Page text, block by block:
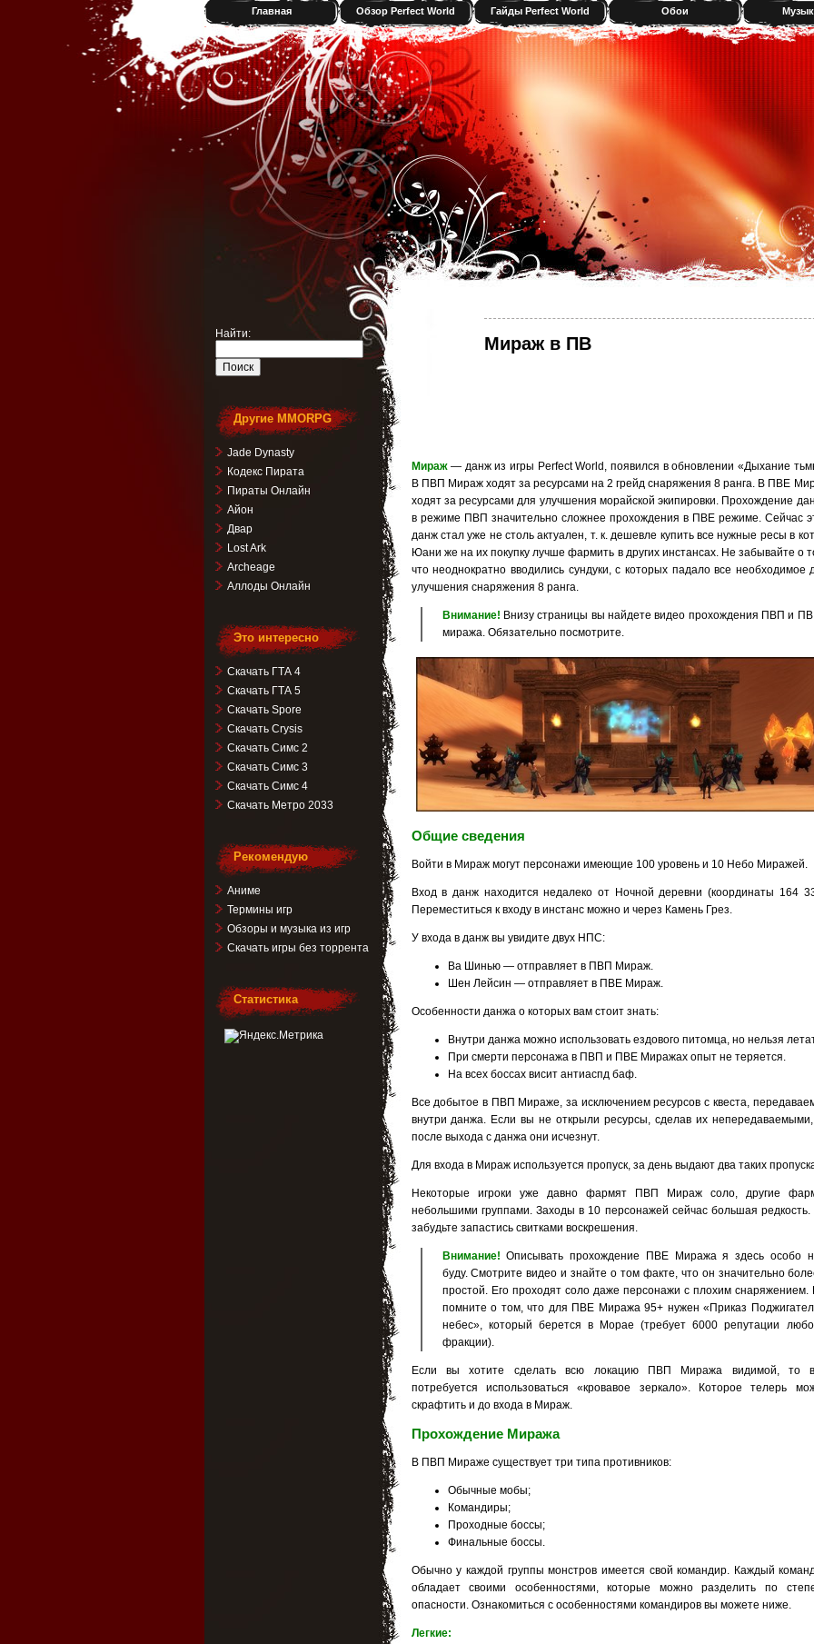
Главная Обзор Perfect World Гайды Perfect World Обои
Мираж в ПВ
Мираж— данж из игры Perfect World, появился в обновлении «Дыхание
В ПВП Мираж ходят за ресурсами на 2 грейд снаряжения 8 ранга. В ПВЕ
ходят за ресурсами для улучшения морайской экипировки. Прохождение
в режиме ПВП значительно сложнее прохождения в ПВЕ режиме. Сейчас
данж стал уже не столь актуален, т. к. дешевле купить все нужные ресы в
Юани же на их покупку лучше фармить в других инстансах. Не забывайте о
что неоднократно вводились сундуки, с которых падало все необходимое
улучшения снаряжения 8 ранга.
Внимание! Внизу страницы вы найдете видео прохождения ПВП и
миража. Обязательно посмотрите.
Общие сведения
Войти в Мираж могут персонажи имеющие 100 уровень и 10 Небо Миражей.
Вход в данж находится недалеко от Ночной деревни (координаты 164
Переместиться к входу в инстанс можно и через Камень Грез.
У входа в данж вы увидите двух НПС:
Ва Шинью — отправляет в ПВП Мираж.
Шен Лейсин — отправляет в ПВЕ Мираж.
Особенности данжа о которых вам стоит знать:
Внутри данжа можно использовать ездового питомца, но нельзя
При смерти персонажа в ПВП и ПВЕ Миражах опыт не теряется.
На всех боссах висит антиаспд баф.
Все добытое в ПВП Мираже, за исключением ресурсов с квеста,
внутри данжа. Если вы не открыли ресурсы, сделав их
после выхода с данжа они исчезнут.
Для входа в Мираж используется пропуск, за день выдают два таких
Некоторые игроки уже давно фармят ПВП Мираж соло, другие
небольшими группами. Заходы в 10 персонажей сейчас большая
забудьте запастись свитками воскрешения.
Внимание! Описывать прохождение ПВЕ Миража я здесь особо
буду. Смотрите видео и знайте о том факте, что он значительно
простой. Его проходят соло даже персонажи с плохим снаряжением.
помните о том, что для ПВЕ Миража 95+ нужен «Приказ
небес», который берется в Морае (требует 6000 репутации
фракции).
Если вы хотите сделать всю локацию ПВП Миража видимой, то
потребуется использоваться «кровавое зеркало». Которое телерь
скрафтить и до входа в Мираж.
Прохождение Миража
В ПВП Мираже существует три типа противников:
Обычные мобы;
Командиры;
Проходные боссы;
Финальные боссы.
Обычно у каждой группы монстров имеется свой командир. Каждый
обладает своими особенностями, которые можно разделить по
опасности. Ознакомиться с особенностями командиров вы можете ниже.
Легкие:
Найти:
Другие MMORPG
Jade Dynasty
Кодекс Пирата
Пираты Онлайн
Айон
Двар
Lost Ark
Archeage
Аллоды Онлайн
Это интересно
Скачать ГТА 4
Скачать ГТА 5
Скачать Spore
Скачать Crysis
Скачать Симс 2
Скачать Симс 3
Скачать Симс 4
Скачать Метро 2033
Рекомендую
Аниме
Термины игр
Обзоры и музыка из игр
Скачать игры без торрента
Статистика